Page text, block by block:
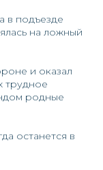
в подъезде
на ложный
и оказал
трудное
родные
останется в